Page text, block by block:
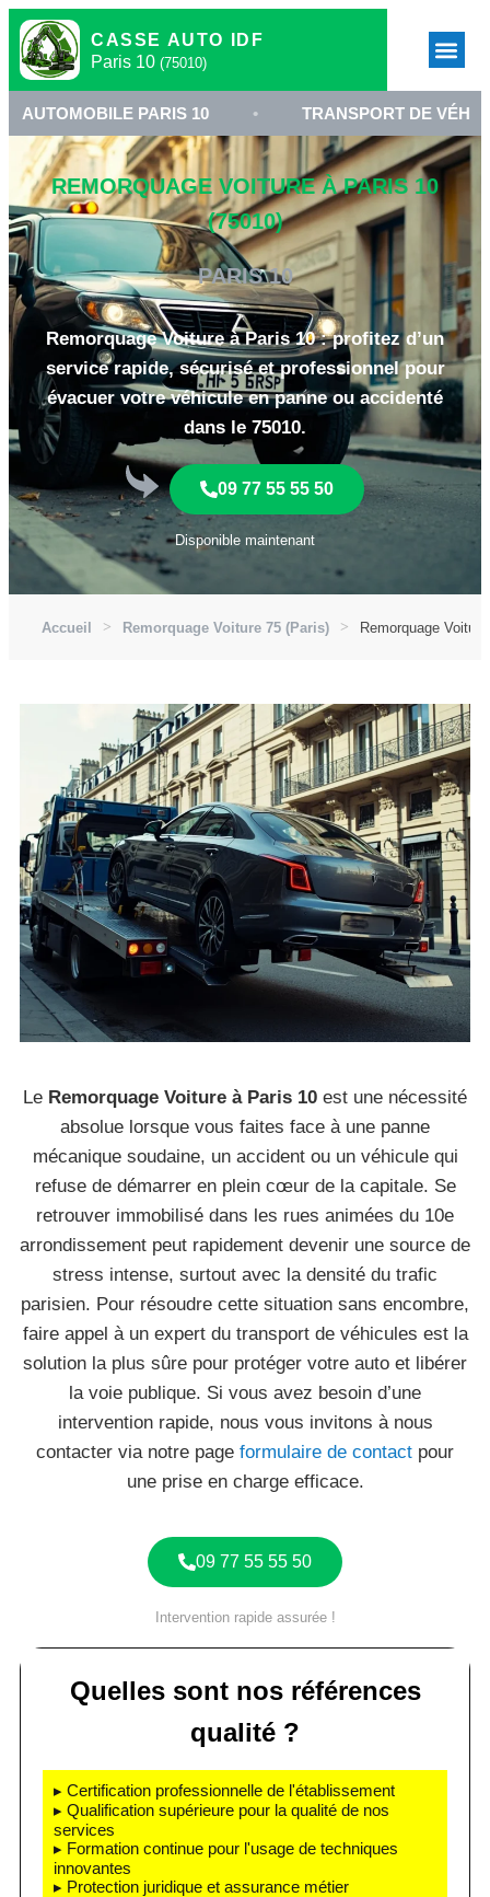
CASSE AUTO IDF
Paris 10 (75010)
PARIS 10 • TRANSPORT DE VÉHICULE 75010
REMORQUAGE VOITURE À PARIS 10
(75010)
PARIS 10
Remorquage Voiture à Paris 10 : profitez d’un
service rapide, sécurisé et professionnel pour
évacuer votre véhicule en panne ou accidenté
dans le 75010.
09 77 55 55 50
Disponible maintenant
Accueil Remorquage Voiture 75 (Paris) Remorquage
Le Remorquage Voiture à Paris 10 est une nécessité
absolue lorsque vous faites face à une panne
mécanique soudaine, un accident ou un véhicule qui
refuse de démarrer en plein cœur de la capitale. Se
retrouver immobilisé dans les rues animées du 10e
arrondissement peut rapidement devenir une source de
stress intense, surtout avec la densité du trafic
parisien. Pour résoudre cette situation sans encombre,
faire appel à un expert du transport de véhicules est la
solution la plus sûre pour protéger votre auto et libérer
la voie publique. Si vous avez besoin d’une
intervention rapide, nous vous invitons à nous
contacter via notre page formulaire de contact pour
une prise en charge efficace.
09 77 55 55 50
Intervention rapide assurée !
Quelles sont nos références
qualité ?
▸ Certification professionnelle de l'établissement
▸ Qualification supérieure pour la qualité de nos
services
▸ Formation continue pour l'usage de techniques
innovantes
▸ Protection juridique et assurance métier